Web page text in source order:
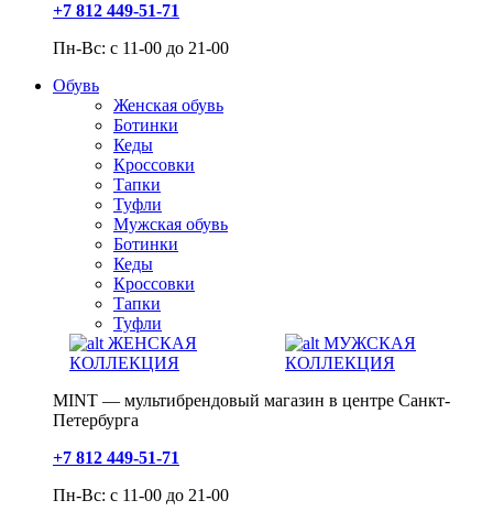
+7 812 449-51-71
Пн-Вс: с 11-00 до 21-00
Обувь
Женская обувь
Ботинки
Кеды
Кроссовки
Тапки
Туфли
Мужская обувь
Ботинки
Кеды
Кроссовки
Тапки
Туфли
ЖЕНСКАЯ
КОЛЛЕКЦИЯ
МУЖСКАЯ
КОЛЛЕКЦИЯ
MINT — мультибрендовый магазин в центре Санкт-
Петербурга
+7 812 449-51-71
Пн-Вс: с 11-00 до 21-00